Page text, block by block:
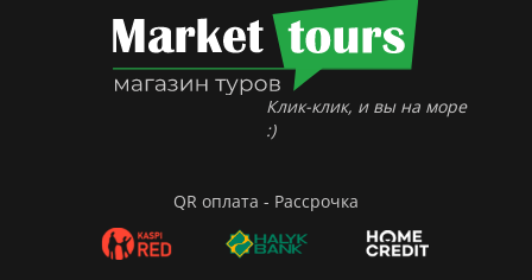
Клик-клик, и вы на море
:)
QR оплата - Рассрочка